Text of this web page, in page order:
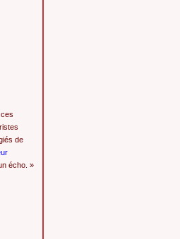
de
écho. »